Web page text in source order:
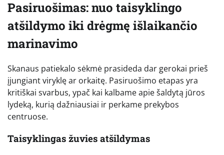
Pasiruošimas: nuo taisyklingo
atšildymo iki drėgmę išlaikančio
marinavimo
Skanaus patiekalo sėkmė prasideda dar gerokai prieš
įjungiant viryklę ar orkaitę. Pasiruošimo etapas yra
kritiškai svarbus, ypač kai kalbame apie šaldytą jūros
lydeką, kurią dažniausiai ir perkame prekybos
centruose.
Taisyklingas žuvies atšildymas